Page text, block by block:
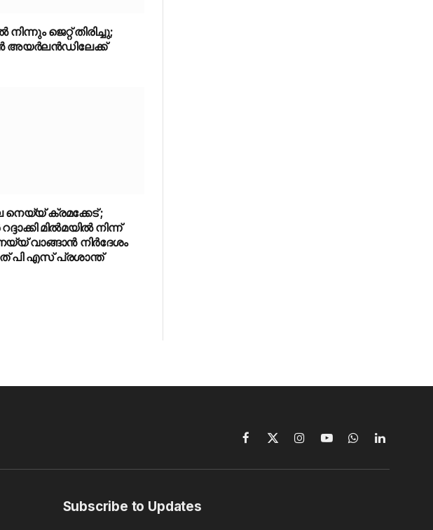
ജെറ്റ് തിരിച്ചു;
അയർലൻഡിലേക്ക്
നെയ്യ് ക്രമക്കേട് ;
മില്‍മയില്‍ നിന്ന്
വാങ്ങാന്‍ നിര്‍ദേശം
പി എസ് പ്രശാന്ത്
Facebook
X
InstagramYouTubeWhatsAppLinkedIn
Subscribe to Updates